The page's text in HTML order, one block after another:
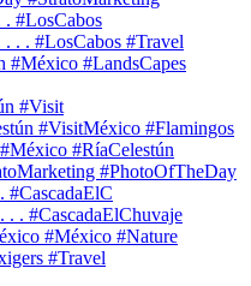
#LosCabos
#Visit
#CascadaElC